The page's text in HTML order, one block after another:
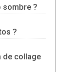
sombre ?
?
de collage